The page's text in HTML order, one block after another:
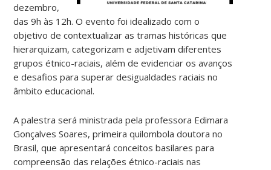
dezembro,
das 9h às 12h. O evento foi idealizado com o
objetivo de contextualizar as tramas históricas que
hierarquizam, categorizam e adjetivam diferentes
grupos étnico-raciais, além de evidenciar os avanços
e desafios para superar desigualdades raciais no
âmbito educacional.
A palestra será ministrada pela professora Edimara
Gonçalves Soares, primeira quilombola doutora no
Brasil, que apresentará conceitos basilares para
compreensão das relações étnico-raciais nas